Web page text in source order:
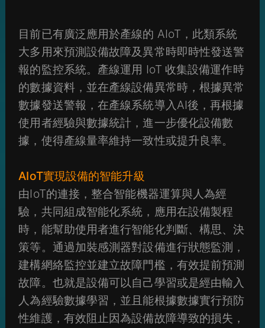
目前已有廣泛應用於產線的 AIoT，此類系統
大多用來預測設備故障及異常時即時性發送警
報的監控系統。產線運用 IoT 收集設備運作時
的數據資料，並在產線設備異常時，根據異常
數據發送警報，在產線系統導入AI後，再根據
使用者經驗與數據統計，進一步優化設備數
據，使得產線量率維持一致性或提升良率。
AIoT實現設備的智能升級
由IoT的連接，整合智能機器運算與人為經
驗，共同組成智能化系統，應用在設備製程
時，能幫助使用者進行智能化判斷、構思、決
策等。通過加裝感測器對設備進行狀態監測，
建構網絡監控並建立故障門檻，有效提前預測
故障。也就是設備可以自己學習或是經由輸入
人為經驗數據學習，並且能根據數據實行預防
性維護，有效阻止因為設備故障導致的損失，